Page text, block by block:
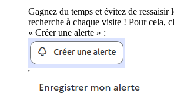
Gagnez du temps et évitez de ressaisir
recherche à chaque visite ! Pour cela,
« Créer une alerte » :